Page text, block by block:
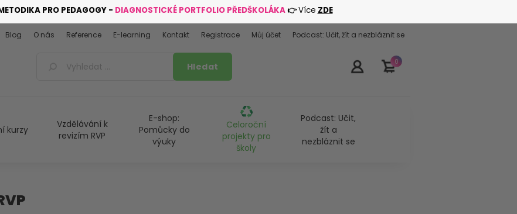
PRO PEDAGOGY - DIAGNOSTICKÉ PORTFOLIO PŘEDŠKOLÁKA👉Více ZDE
0
kurzy
Vzdělávání k
revizím RVP
E-shop:
Pomůcky do
výuky
Celoroční
projekty pro
školy
Podcast: Učit,
žít a
nezbláznit se
Blog O nás Reference E-learning Kontakt Registrace Můj účet Podcast: Učit, žít a nezbláznit se